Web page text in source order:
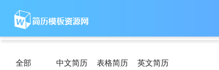
全部 中文简历 表格简历 英文简历